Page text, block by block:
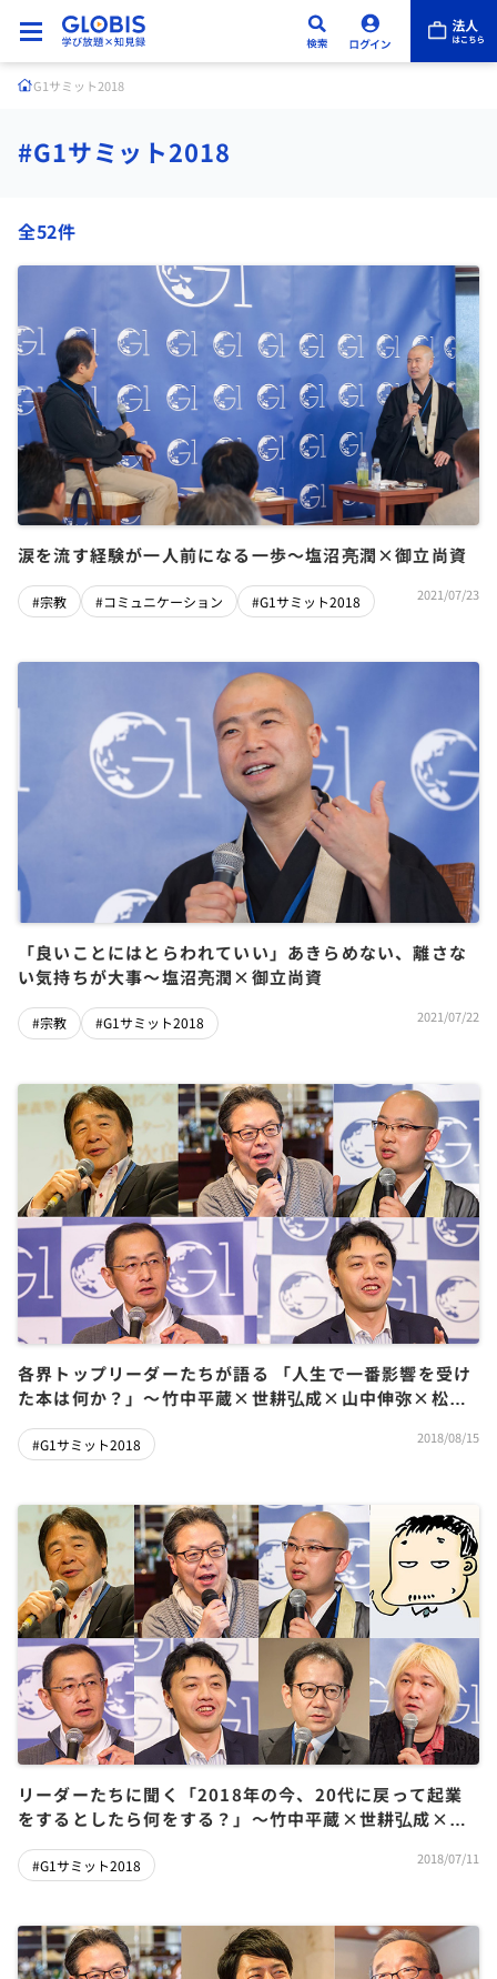
G1サミット2018
#G1サミット2018
全52件
涙を流す経験が一人前になる一歩～塩沼亮潤×御立尚資
#宗教 #コミュニケーション #G1サミット2018 2021/07/23
「良いことにはとらわれていい」あきらめない、離さな
い気持ちが大事～塩沼亮潤×御立尚資
#宗教 #G1サミット2018 2021/07/22
各界トップリーダーたちが語る 「人生で一番影響を受け
た本は何か？」～竹中平蔵×世耕弘成×山中伸弥×松山
#G1サミット2018 2018/08/15
リーダーたちに聞く「2018年の今、20代に戻って起業
をするとしたら何をする？」～竹中平蔵×世耕弘成×鈴
木寛×亀山敬司×山中伸弥×松尾豊×津田大介×松山大
耕#G1サミット2018 2018/07/11